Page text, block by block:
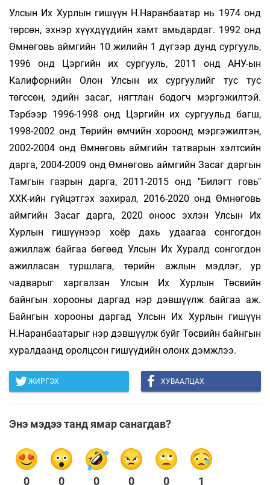
Улсын Их Хурлын гишүүн Н.Наранбаатар нь 1974 онд
төрсөн, эхнэр хүүхдүүдийн хамт амьдардаг. 1992 онд
Өмнөговь аймгийн 10 жилийн 1 дүгээр дунд сургууль,
1996 онд Цэргийн их сургууль, 2011 онд АНУ-ын
Калифорнийн Олон Улсын их сургуулийг тус тус
төгссөн, эдийн засаг, нягтлан бодогч мэргэжилтэй.
Тэрбээр 1996-1998 онд Цэргийн их сургуульд багш,
1998-2002 онд Төрийн өмчийн хороонд мэргэжилтэн,
2002-2004 онд Өмнөговь аймгийн татварын хэлтсийн
дарга, 2004-2009 онд Өмнөговь аймгийн Засаг даргын
Тамгын газрын дарга, 2011-2015 онд "Билэгт говь"
ХХК-ийн гүйцэтгэх захирал, 2016-2020 онд Өмнөговь
аймгийн Засаг дарга, 2020 оноос эхлэн Улсын Их
Хурлын гишүүнээр хоёр дахь удаагаа сонгогдон
ажиллаж байгаа бөгөөд Улсын Их Хуралд сонгогдон
ажилласан туршлага, төрийн ажлын мэдлэг, ур
чадварыг харгалзан Улсын Их Хурлын Төсвийн
байнгын хорооны даргад нэр дэвшүүлж байгаа аж.
Байнгын хорооны даргад Улсын Их Хурлын гишүүн
Н.Наранбаатарыг нэр дэвшүүлж буйг Төсвийн байнгын
хуралдаанд оролцсон гишүүдийн олонх дэмжлээ.
ЖИРГЭХ ХУВААЛЦАХ
Энэ мэдээ танд ямар санагдав?
0 0 0 0 0 1